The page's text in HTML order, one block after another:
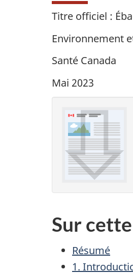
Titre officiel :
Environnement
Santé Canada
Mai 2023
Sur
Résumé
1.